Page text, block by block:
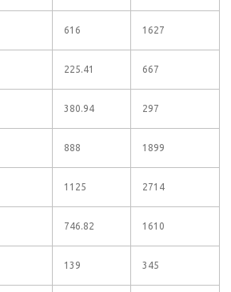
616 1627
225.41 667
380.94 297
888 1899
1125 2714
746.82 1610
139 345